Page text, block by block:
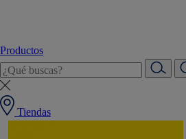
Productos
Tiendas